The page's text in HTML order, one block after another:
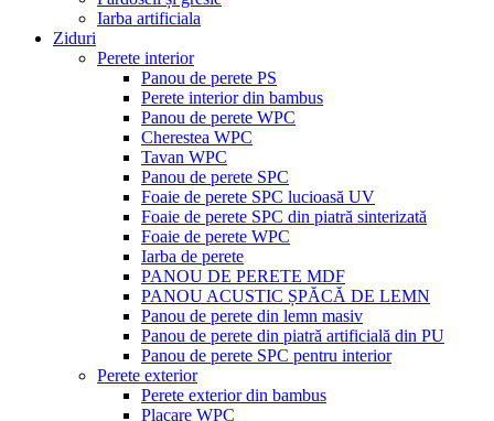
Iarba artificiala
Ziduri
Perete interior
Panou de perete PS
Perete interior din bambus
Panou de perete WPC
Cherestea WPC
Tavan WPC
Panou de perete SPC
Foaie de perete SPC lucioasă UV
Foaie de perete SPC din piatră sinterizată
Foaie de perete WPC
Iarba de perete
PANOU DE PERETE MDF
PANOU ACUSTIC ȘPĂCĂ DE LEMN
Panou de perete din lemn masiv
Panou de perete din piatră artificială din PU
Panou de perete SPC pentru interior
Perete exterior
Perete exterior din bambus
Placare WPC